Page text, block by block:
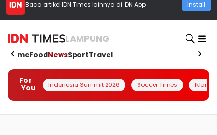
Baca artikel IDN Times lainnya di IDN App Install
LAMPUNG
HomeFoodNewsSportTravel
For
You
Indonesia Summit 2026 Soccer Times Iklanin